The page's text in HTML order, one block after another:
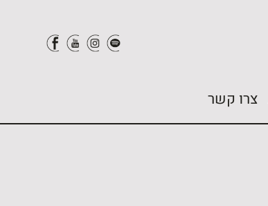
צרו קשר